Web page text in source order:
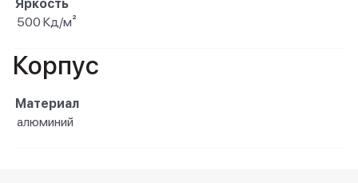
Яркость
500 Кд/м²
Корпус
Материал
алюминий